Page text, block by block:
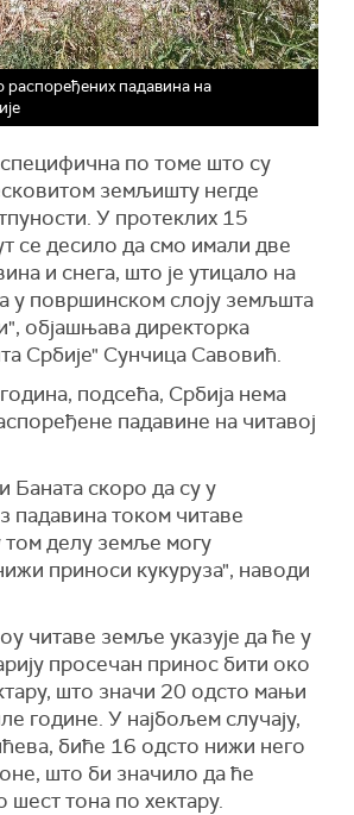
распоређених падавина на
по томе што су
земљишту негде
У протеклих 15
се десило да смо имали две
и снега, што је утицало на
у површинском слоју земљшта
објашњава директорка
Србије" Сунчица Савовић.
подсећа, Србија нема
падавине на читавој
Баната скоро да су у
падавина током читаве
том делу земље могу
приноси кукуруза", наводи
читаве земље указује да ће у
просечан принос бити око
што значи 20 одсто мањи
године. У најбољем случају,
биће 16 одсто нижи него
што би значило да ће
шест тона по хектару.